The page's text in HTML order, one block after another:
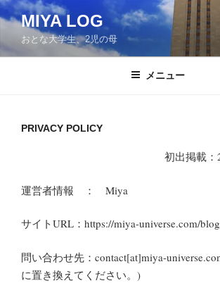
コ
ン
テ
ン
MIYA LOG
おとな大学生、2児の母
メニュー
PRIVACY POLICY
初出掲載：
運営者情報 ： Miya
サイトURL：https://miya-universe.com/
問い合わせ先：contact[at]miya-
に置き換えてください。)